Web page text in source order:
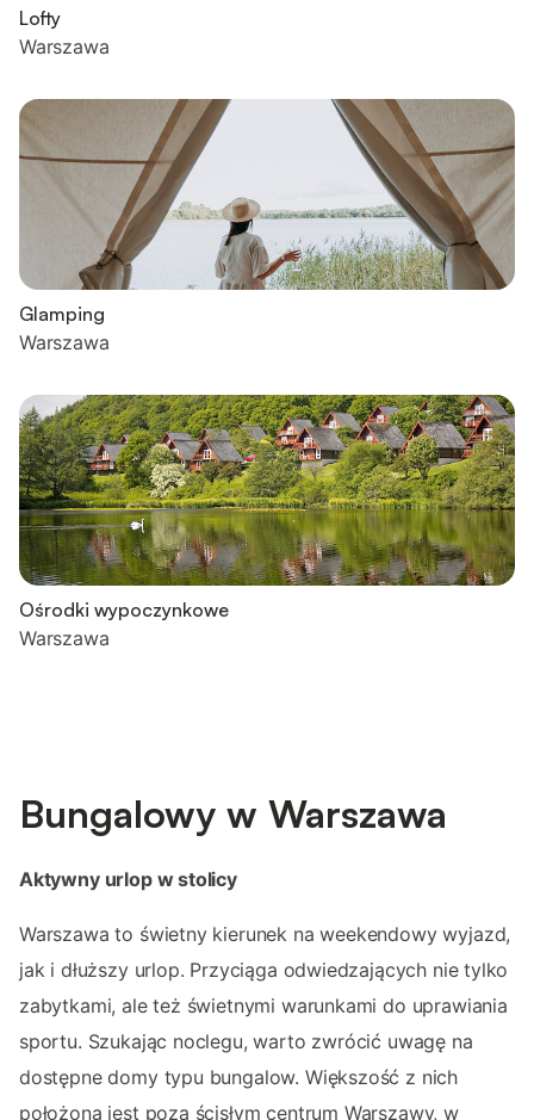
Lofty
Warszawa
Glamping
Warszawa
Ośrodki wypoczynkowe
Warszawa
Bungalowy w Warszawa
Aktywny urlop w stolicy
Warszawa to świetny kierunek na weekendowy wyjazd,
jak i dłuższy urlop. Przyciąga odwiedzających nie tylko
zabytkami, ale też świetnymi warunkami do uprawiania
sportu. Szukając noclegu, warto zwrócić uwagę na
dostępne domy typu bungalow. Większość z nich
położona jest poza ścisłym centrum Warszawy, w